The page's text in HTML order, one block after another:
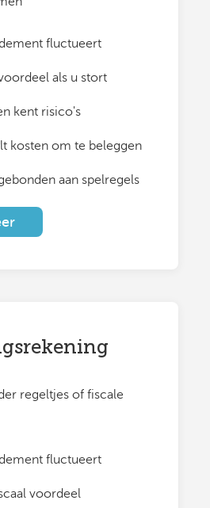
fluctueert
als u stort
kent risico's
kosten om te beleggen
aan spelregels
regeltjes of fiscale
fluctueert
voordeel